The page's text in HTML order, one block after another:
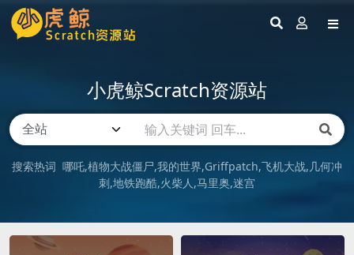
小虎鲸Scratch资源站
搜索热词 哪吒 植物大战僵尸 我的世界 Griffpatch 飞机大战 几何冲
刺 地铁跑酷 火柴人 马里奥 迷宫